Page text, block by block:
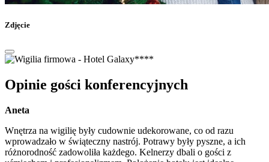
Zdjęcie
Opinie gości konferencyjnych
Aneta
Wnętrza na wigilię były cudownie udekorowane, co od razu
wprowadzało w świąteczny nastrój. Potrawy były pyszne, a ich
różnorodność zadowoliła każdego. Kelnerzy dbali o gości z